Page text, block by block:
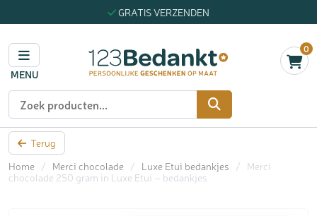
GRATIS VERZENDEN
MENU
0
Zoeken
Terug
Home
/ Merci chocolade / Luxe Etui bedankjes /
Merci
chocolade 250 gram in Luxe Etui – bedankjes